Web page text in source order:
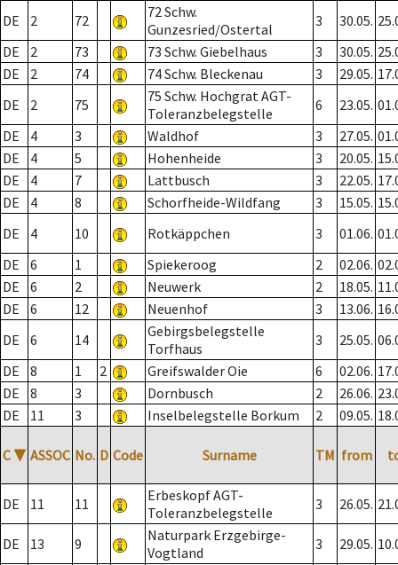
DE 2 72
72 Schw.
Gunzesried/Ostertal
3 30.05.
DE
2 73 73 Schw. Giebelhaus 3 30.05.
DE
2 74 74 Schw. Bleckenau 3 29.05.
DE
2 75
75 Schw. Hochgrat AGT-
Toleranzbelegstelle
6 23.05.
DE
4 3 Waldhof 3 27.05.
DE
4 5 Hohenheide 3 20.05.
DE
4 7 Lattbusch 3 22.05.
DE
4 8 Schorfheide-Wildfang 3 15.05.
DE
4 10 Rotkäppchen 3 01.06.
DE
6 1 Spiekeroog 2 02.06.
DE
6 2 Neuwerk 2 18.05.
DE
6 12 Neuenhof 3 13.06.
DE
6 14
Gebirgsbelegstelle
Torfhaus
3 25.05.
DE
8 1 2 Greifswalder Oie 6 02.06.
DE
8 3 Dornbusch 2 26.06.
DE
11 3 Inselbelegstelle Borkum 2 09.05.
C ▼ ASSOC No. D Code Surname TM from
DE 11 11
Erbeskopf AGT-
Toleranzbelegstelle
3 26.05.
DE 13 9
Naturpark Erzgebirge-
Vogtland
3 29.05.